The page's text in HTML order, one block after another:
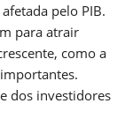
pelo PIB.
para atrair
como a
dos investidores